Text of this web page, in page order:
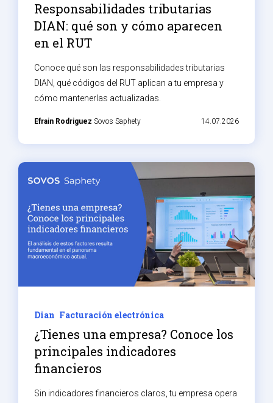
Responsabilidades tributarias
DIAN: qué son y cómo aparecen
en el RUT
Conoce qué son las responsabilidades tributarias
DIAN, qué códigos del RUT aplican a tu empresa y
cómo mantenerlas actualizadas.
Efrain Rodriguez Sovos Saphety 14.07.2026
Dian Facturación electrónica
¿Tienes una empresa? Conoce los
principales indicadores
financieros
Sin indicadores financieros claros, tu empresa opera